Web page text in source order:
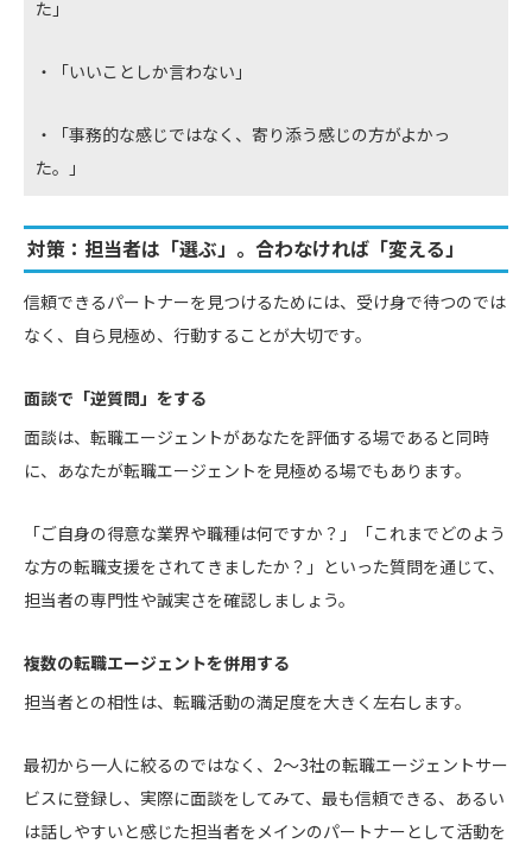
た」
・「いいことしか言わない」
・「事務的な感じではなく、寄り添う感じの方がよかっ
た。」
対策：担当者は「選ぶ」。合わなければ「変える」
信頼できるパートナーを見つけるためには、受け身で待つのでは
なく、自ら見極め、行動することが大切です。
面談で「逆質問」をする
面談は、転職エージェントがあなたを評価する場であると同時
に、あなたが転職エージェントを見極める場でもあります。
「ご自身の得意な業界や職種は何ですか？」「これまでどのよう
な方の転職支援をされてきましたか？」といった質問を通じて、
担当者の専門性や誠実さを確認しましょう。
複数の転職エージェントを併用する
担当者との相性は、転職活動の満足度を大きく左右します。
最初から一人に絞るのではなく、2〜3社の転職エージェントサー
ビスに登録し、実際に面談をしてみて、最も信頼できる、あるい
は話しやすいと感じた担当者をメインのパートナーとして活動を